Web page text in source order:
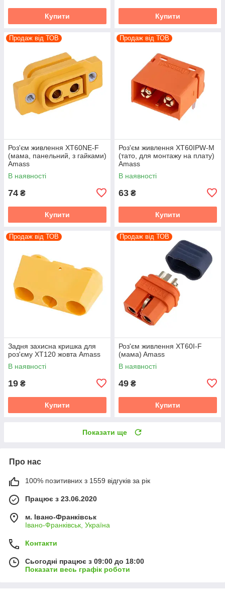
Купити Купити
Продаж від ТОВ
Роз'єм живлення XT60NE-F
(мама, панельний, з гайками)
Amass
В наявності
74 ₴
Купити
Продаж від ТОВ
Роз'єм живлення XT60IPW-M
(тато, для монтажу на плату)
Amass
В наявності
63 ₴
Купити
Продаж від ТОВ
Задня захисна кришка для
роз'єму XT120 жовта Amass
В наявності
19 ₴
Купити
Продаж від ТОВ
Роз'єм живлення XT60I-F
(мама) Amass
В наявності
49 ₴
Купити
Показати ще
Про нас
100% позитивних з 1559 відгуків за рік
Працює з 23.06.2020
м. Івано-Франківськ
Івано-Франківськ, Україна
Контакти
Сьогодні працює з 09:00 до 18:00
Показати весь графік роботи